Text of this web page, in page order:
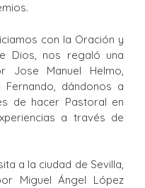
con la Oración y
Dios, nos regaló una
Jose Manuel Helmo,
dándonos a
de hacer Pastoral en
a través de
a la ciudad de Sevilla,
Miguel Ángel López